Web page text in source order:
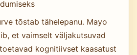
tõstab tähelepanu. Mayo
et vaimselt väljakutsuvad
kognitiivset kaasatust